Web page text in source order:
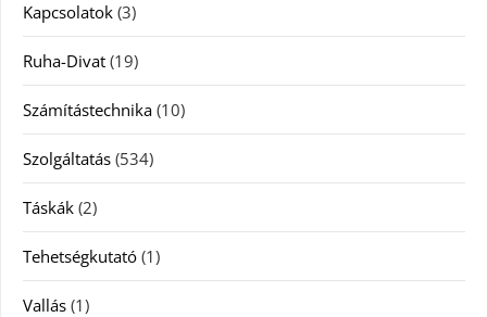
Kapcsolatok (3)
Ruha-Divat (19)
Számítástechnika (10)
Szolgáltatás (534)
Táskák (2)
Tehetségkutató (1)
Vallás (1)